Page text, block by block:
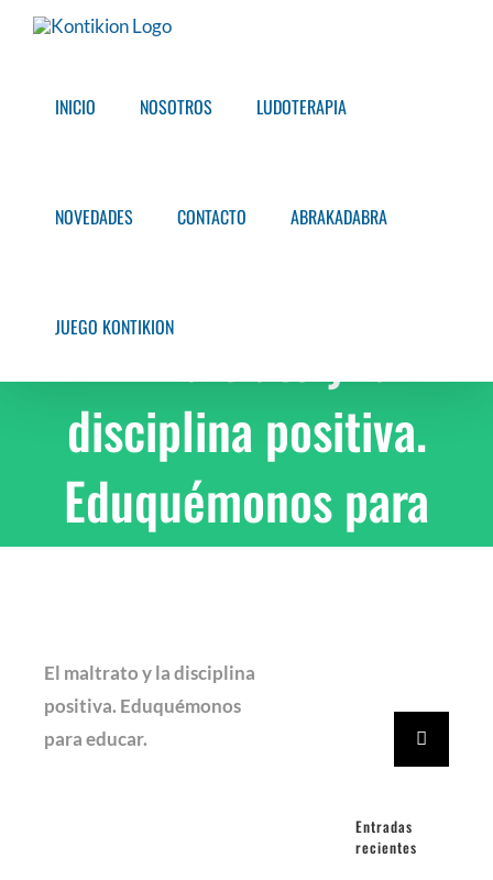
Saltar
INICIO NOSOTROS LUDOTERAPIA
NOVEDADES CONTACTO ABRAKADABRA
JUEGO KONTIKION
El maltrato y la
disciplina positiva.
Eduquémonos para
educar.
El maltrato y la disciplina
positiva. Eduquémonos
para educar.
Entradas
recientes